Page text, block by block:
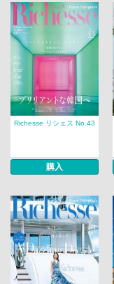
Richesse リシェス No.43
購入